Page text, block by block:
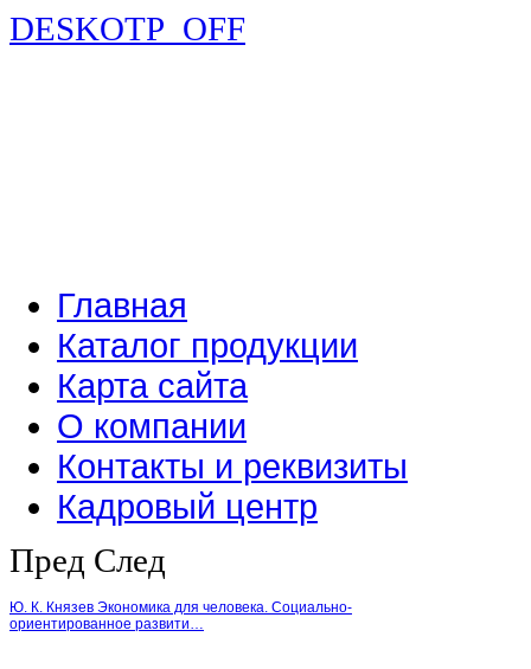
DESKOTP_OFF
Главная
Каталог продукции
Карта сайта
О компании
Контакты и реквизиты
Кадровый центр
Пред След
Ю. К. Князев Экономика для человека. Социально-
ориентированное развити…